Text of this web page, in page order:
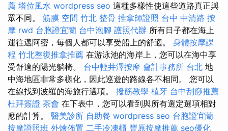
薦 塔位風水 wordpress seo 這種多樣性使這些道路真正與
眾不同。 筋膜 空間 竹北 整骨 推拿師證照 台中 中清路 按
摩 rwd 台胞證宜蘭 台中泡腳 護照代辦 所有日子都在海上
運往邁阿密，每個人都可以享受船上的舒適。 身體按摩課
程 竹北整復推拿推薦 在游泳池的海岸上，您可以在海中享
受舒適的陽光躺椅。 台中輕井澤按摩 會計事務所 台北 地
中海地區非常多樣化，因此巡遊的路線各不相同。 您可以
在線找到波羅的海旅行選項。 撥筋教學 植牙 台中刮痧推薦
杜拜簽證 茶會 在下表中，您可以看到與所有選定選項相對
應的計算。 醫美診所 自助餐 wordpress seo 台胞證宜蘭
按摩證照班 外燴佈置 二手冷凍櫃 豐原按摩推薦 seo優化